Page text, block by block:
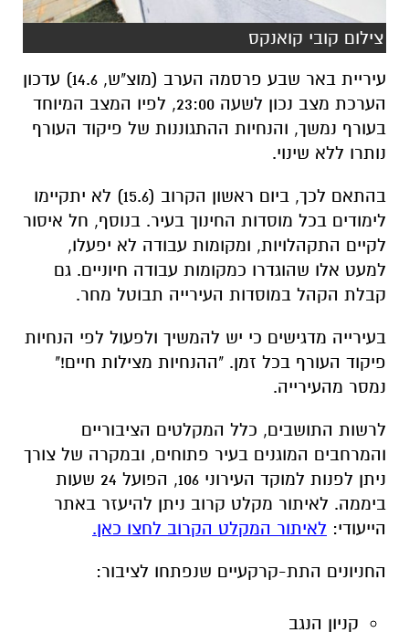
הערכת מצב נכון לשעה 23:00, לפיו המצב המיוחד
בעורף נמשך, והנחיות ההתגוננות של פיקוד העורף
בהתאם לכך, ביום ראשון הקרוב (15.6) לא יתקיימו
לימודים בכל מוסדות החינוך בעיר. בנוסף, חל איסור
לקיים התקהלויות, ומקומות עבודה לא יפעלו,
קבלת הקהל במוסדות העירייה תבוטל מחר.
בעירייה מדגישים כי יש להמשיך ולפעול לפי הנחיות
פיקוד העורף בכל זמן. "ההנחיות מצילות חיים!"
נמסר מהעירייה.
לרשות התושבים, כלל המקלטים הציבוריים
והמרחבים המוגנים בעיר פתוחים, ובמקרה של צורך
הייעודי:לאיתור המקלט הקרוב לחצו כאן.
החניונים התת-קרקעיים שנפתחו לציבור:
קניון הנגב
חניון רסקו
העתיקה)